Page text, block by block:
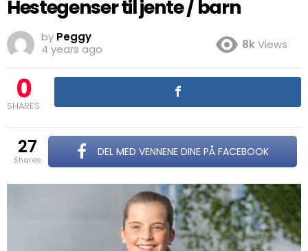
Hestegenser til jente / barn
by Peggy
4 years ago
8kViews
0
SHARES
27
shares
DEL MED VENNENE DINE PÅ FACEBOOK